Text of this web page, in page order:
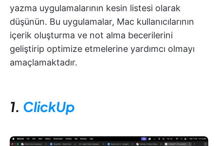
yazma uygulamalarının kesin listesi olarak
düşünün. Bu uygulamalar, Mac kullanıcılarının
içerik oluşturma ve not alma becerilerini
geliştirip optimize etmelerine yardımcı olmayı
amaçlamaktadır.
1. ClickUp